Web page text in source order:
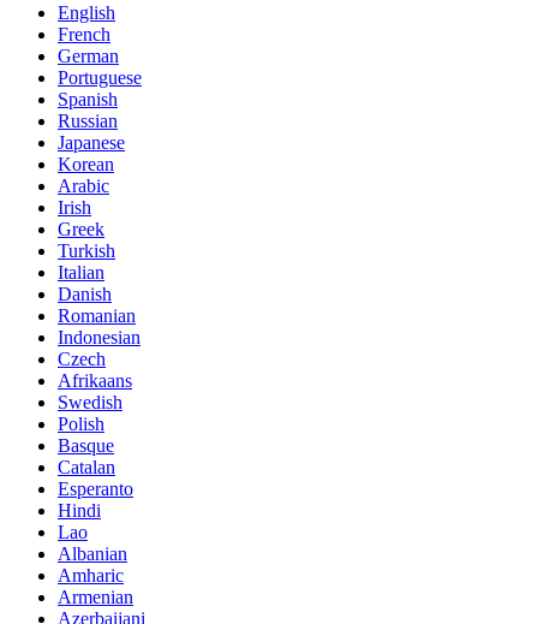
English
French
German
Portuguese
Spanish
Russian
Japanese
Korean
Arabic
Irish
Greek
Turkish
Italian
Danish
Romanian
Indonesian
Czech
Afrikaans
Swedish
Polish
Basque
Catalan
Esperanto
Hindi
Lao
Albanian
Amharic
Armenian
Azerbaijani